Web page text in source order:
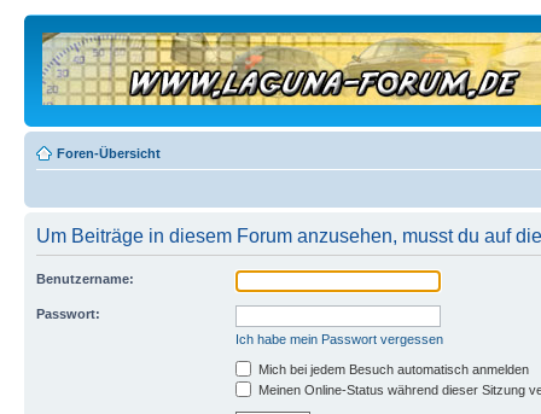
Foren-Übersicht
Um Beiträge in diesem Forum anzusehen, musst du auf
Benutzername:
Passwort:
Ich habe mein Passwort vergessen
Mich bei jedem Besuch automatisch anmelden
Meinen Online-Status während dieser Sitzung